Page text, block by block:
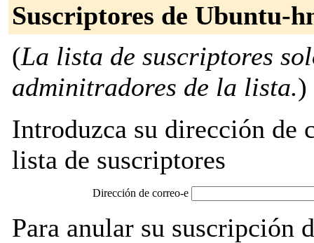
Suscriptores de Ubuntu-
(La lista de suscriptores
adminitradores de la lista.)
Introduzca su dirección de
lista de suscriptores
Dirección de correo-e
Para anular su suscripción